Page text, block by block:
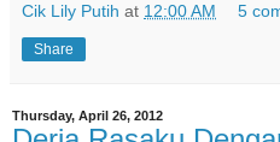
Cik Lily Putih at 12:00 AM 5
Share
Thursday, April 26, 2012